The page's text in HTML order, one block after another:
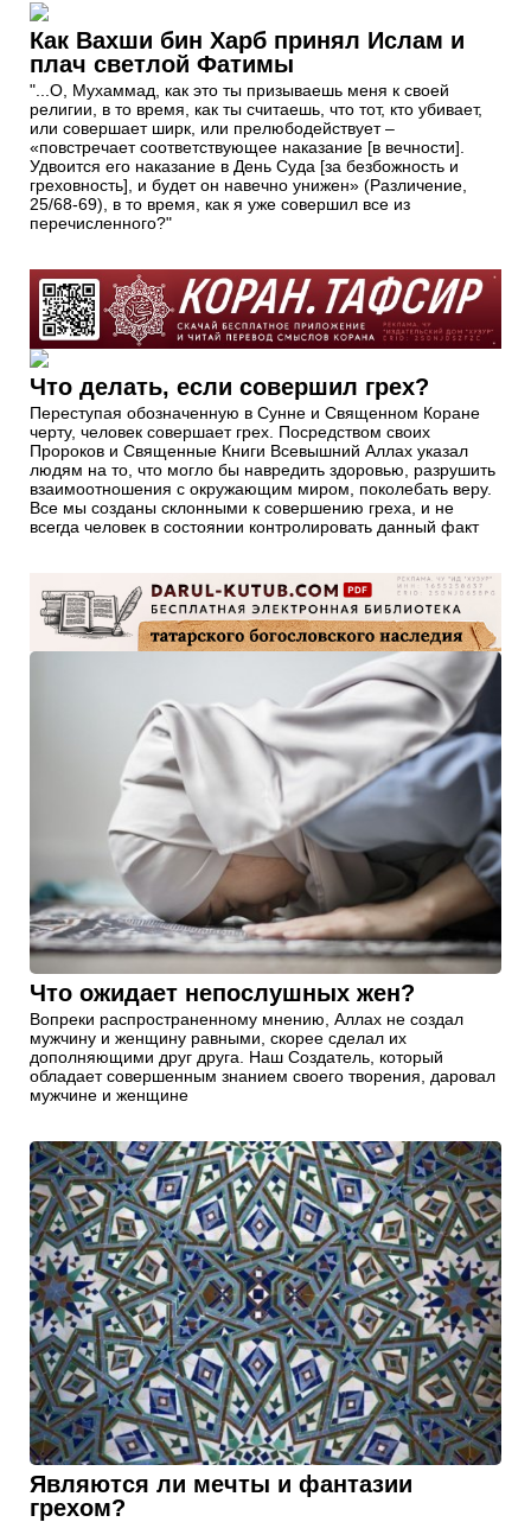
Как Вахши бин Харб принял Ислам и
плач светлой Фатимы
"...О, Мухаммад, как это ты призываешь меня к своей
религии, в то время, как ты считаешь, что тот, кто убивает,
или совершает ширк, или прелюбодействует –
«повстречает соответствующее наказание [в вечности].
Удвоится его наказание в День Суда [за безбожность и
греховность], и будет он навечно унижен» (Различение,
25/68-69), в то время, как я уже совершил все из
перечисленного?"
Что делать, если совершил грех?
Переступая обозначенную в Сунне и Священном Коране
черту, человек совершает грех. Посредством своих
Пророков и Священные Книги Всевышний Аллах указал
людям на то, что могло бы навредить здоровью, разрушить
взаимоотношения с окружающим миром, поколебать веру.
Все мы созданы склонными к совершению греха, и не
всегда человек в состоянии контролировать данный факт
Что ожидает непослушных жен?
Вопреки распространенному мнению, Аллах не создал
мужчину и женщину равными, скорее сделал их
дополняющими друг друга. Наш Создатель, который
обладает совершенным знанием своего творения, даровал
мужчине и женщине
Являются ли мечты и фантазии
грехом?